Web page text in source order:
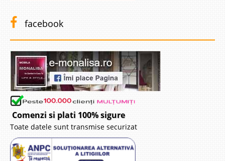
facebook
Comenzi si plati 100% sigure
Toate datele sunt transmise securizat